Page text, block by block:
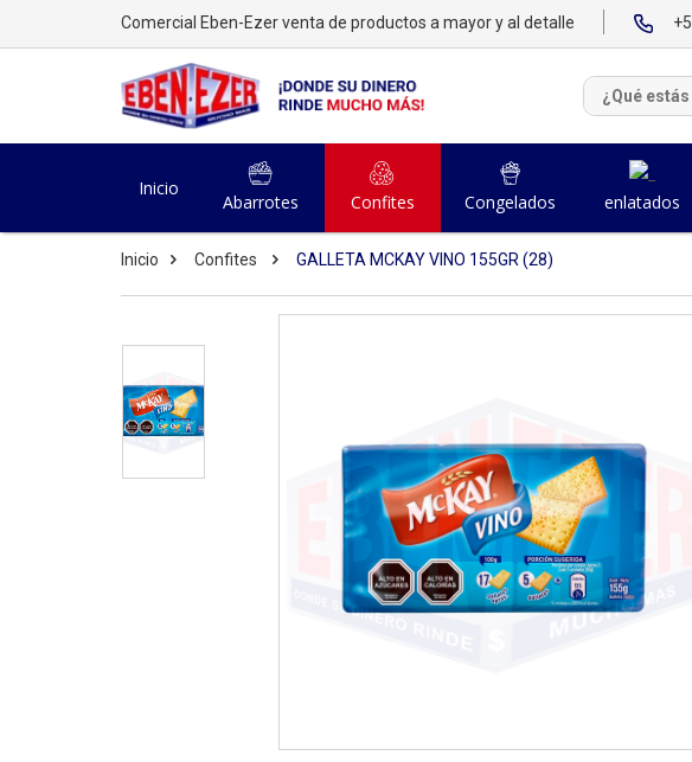
Comercial Eben-Ezer venta de productos a mayor y al detalle
Inicio
Abarrotes Confites Congelados enlatados
Inicio Confites GALLETA MCKAY VINO 155GR (28)